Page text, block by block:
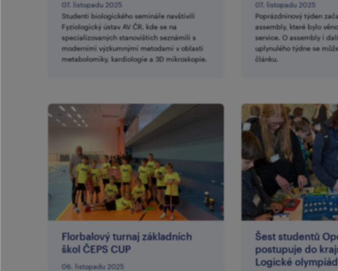
07. listopadu 2025
Studenti biologického semináře navštívili
Fyziologický ústav AV ČR, kde se na
specializovaných stanovištích seznámili s
moderními výzkumnými metodami v oblasti
metabolomiky, kardiologie a 3D mikroskopie.
07. listopadu 2025
Poprázdninový týden
assembly, které bylo
service. O assembly i
uplynulého týdne se
článku.
Florbalový turnaj základních
škol ČEPS CUP
06. listopadu 2025
Šest studentů
postupuje do
Logické